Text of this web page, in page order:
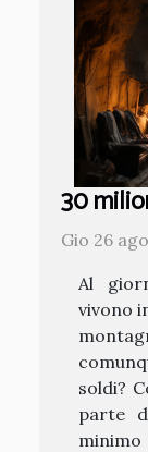
30
Gio 26
Al
vivono
soldi?
parte
minimo